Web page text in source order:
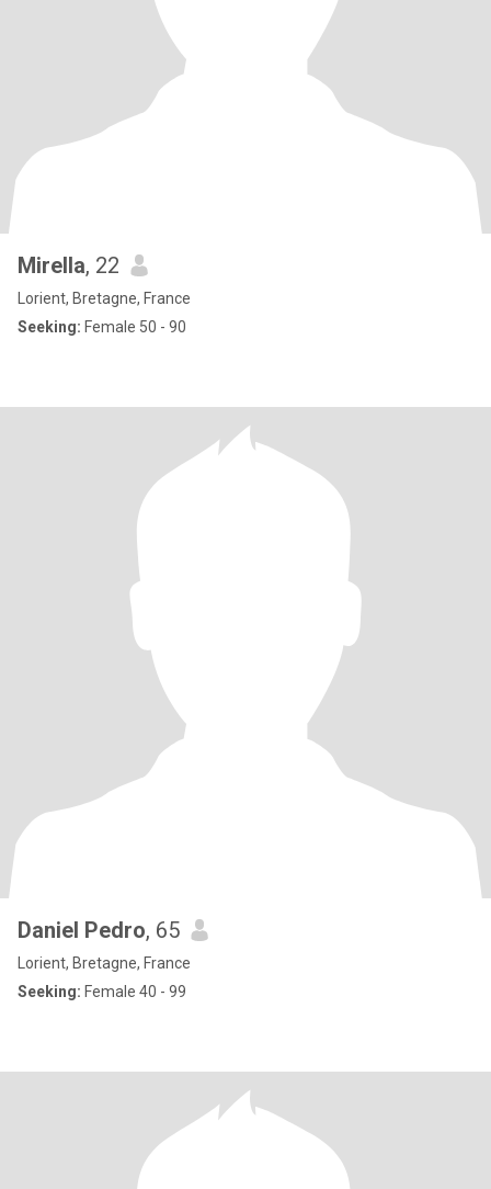
Mirella, 22
Lorient, Bretagne, France
Seeking: Female 50 - 90
Daniel Pedro, 65
Lorient, Bretagne, France
Seeking: Female 40 - 99